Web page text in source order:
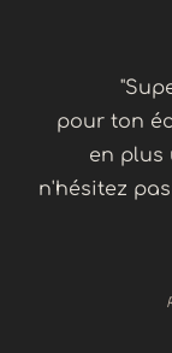
pour ton
en plus
n'hésitez